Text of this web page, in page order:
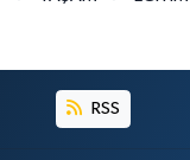
RSS